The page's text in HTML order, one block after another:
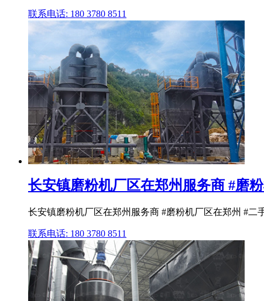
联系电话: 180 3780 8511
长安镇磨粉机厂区在郑州服务商 #磨
长安镇磨粉机厂区在郑州服务商 #磨粉机厂区在郑州 #
联系电话: 180 3780 8511